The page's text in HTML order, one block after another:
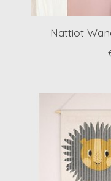
Nattiot